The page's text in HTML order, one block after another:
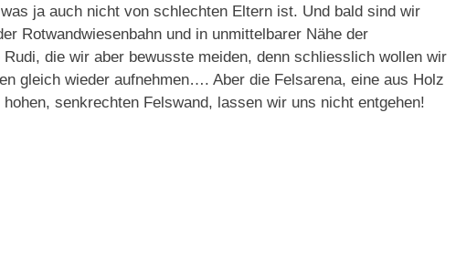
ja auch nicht von schlechten Eltern ist. Und bald sind wir
Rotwandwiesenbahn und in unmittelbarer Nähe der
die wir aber bewusste meiden, denn schliesslich wollen wir
gleich wieder aufnehmen…. Aber die Felsarena, eine aus Holz
senkrechten Felswand, lassen wir uns nicht entgehen!